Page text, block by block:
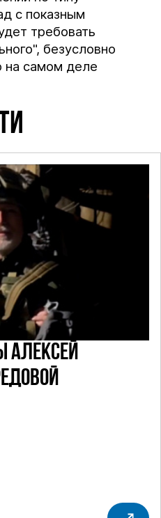
с показным
требовать
безусловно
на самом деле
АЛЕКСЕЙ